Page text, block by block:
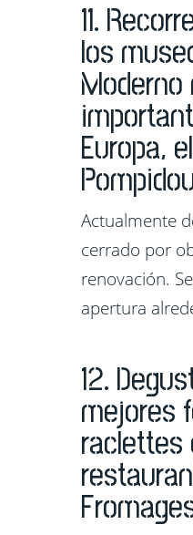
11.
los
Moderno
Europa,
Actualmente
cerrado por
renovación.
apertura
12.
mejores
raclettes